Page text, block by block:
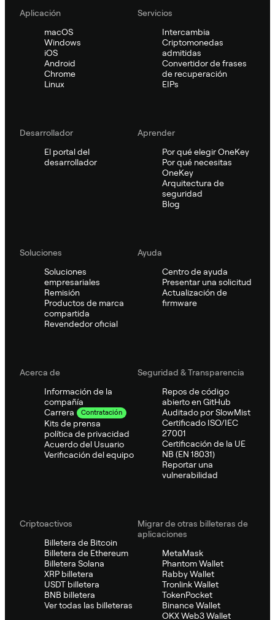
Aplicación
macOS
Windows
iOS
Android
Chrome
Linux
Servicios
Intercambia
Criptomonedas
admitidas
Convertidor de frases
de recuperación
EIPs
Desarrollador
El portal del
desarrollador
Aprender
Por qué elegir OneKey
Por qué necesitas
OneKey
Arquitectura de
seguridad
Blog
Soluciones
Soluciones
empresariales
Remisión
Productos de marca
compartida
Revendedor oficial
Ayuda
Centro de ayuda
Presentar una solicitud
Actualización de
firmware
Acerca de
Información de la
compañía
Carrera
Contratación
Kits de prensa
política de privacidad
Acuerdo del Usuario
Verificación del equipo
Seguridad & Transparencia
Repos de código
abierto en GitHub
Auditado por SlowMist
Certificado ISO/IEC
27001
Certificación de la UE
NB (EN 18031)
Reportar una
vulnerabilidad
Criptoactivos
Billetera de Bitcoin
Billetera de Ethereum
Billetera Solana
XRP billetera
USDT billetera
BNB billetera
Ver todas las billeteras
Migrar de otras billeteras de
aplicaciones
MetaMask
Phantom Wallet
Rabby Wallet
Tronlink Wallet
TokenPocket
Binance Wallet
OKX Web3 Wallet